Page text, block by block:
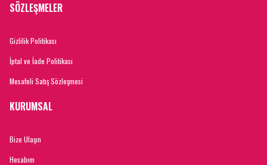
SÖZLEŞMELER
Gizlilik Politikası
İptal ve İade Politikası
Mesafeli Satış Sözleşmesi
KURUMSAL
Bize Ulaşın
Hesabım